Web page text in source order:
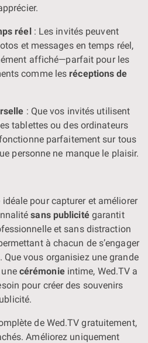
réel: Les invités peuvent
et messages en temps réel,
affiché—parfait pour les
comme les réceptions de
: Que vos invités utilisent
tablettes ou des ordinateurs
parfaitement sur tous
personne ne manque le plaisir.
pour capturer et améliorer
sans publicitégarantit
et sans distraction
à chacun de s’engager
Que vous organisiez une grande
cérémonieintime, Wed.TV a
pour créer des souvenirs
de Wed.TV gratuitement,
Améliorez uniquement